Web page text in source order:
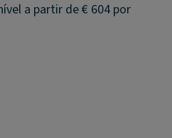
a partir de € 604 por